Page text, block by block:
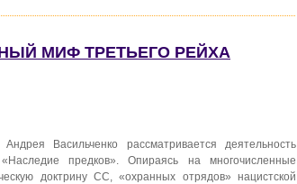
МИФ ТРЕТЬЕГО РЕЙХА
Васильченко рассматривается деятельность
предков». Опираясь на многочисленные
доктрину СС, «охранных отрядов» нацистской